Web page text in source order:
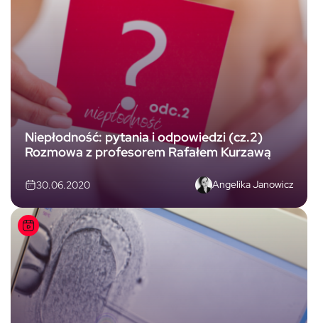
Niepłodność: pytania i odpowiedzi (cz.2)
Rozmowa z profesorem Rafałem Kurzawą
30.06.2020 Angelika Janowicz